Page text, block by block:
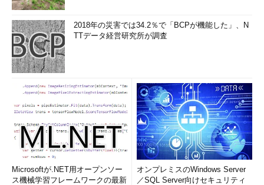
2018年の災害では34.2％で「BCPが機能した」、N
TTデータ経営研究所が調査
Microsoftが.NET用オープンソー
ス機械学習フレームワークの最新
オンプレミスのWindows Server
／SQL Server向けセキュリティ